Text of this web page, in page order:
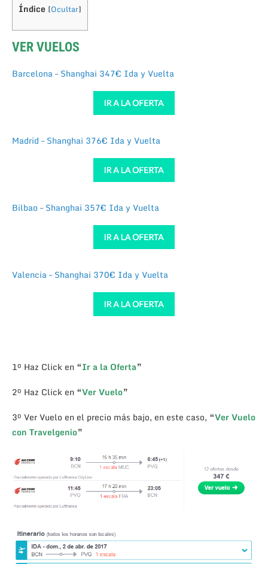
Índice [Ocultar]
VER VUELOS
Barcelona – Shanghai 347€ Ida y Vuelta
Madrid – Shanghai 376€ Ida y Vuelta
Bilbao – Shanghai 357€ Ida y Vuelta
Valencia – Shanghai 370€ Ida y Vuelta
1º Haz Click en “Ir a la Oferta”
2º Haz Click en “Ver Vuelo”
3º Ver Vuelo en el precio más bajo, en este caso, “Ver Vuelo
con Travelgenio”